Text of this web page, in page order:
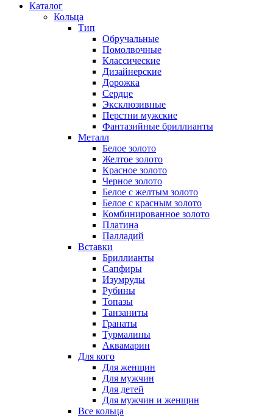
Каталог
Кольца
Тип
Обручальные
Помолвочные
Классические
Дизайнерские
Дорожка
Сердце
Эксклюзивные
Перстни мужские
Фантазийные бриллианты
Металл
Белое золото
Желтое золото
Красное золото
Черное золото
Белое с желтым золото
Белое с красным золото
Комбинированное золото
Платина
Палладий
Вставки
Бриллианты
Сапфиры
Изумруды
Рубины
Топазы
Танзаниты
Гранаты
Турмалины
Аквамарин
Для кого
Для женщин
Для мужчин
Для детей
Для мужчин и женщин
Все кольца